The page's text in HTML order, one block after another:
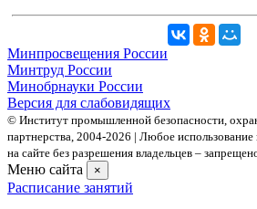
Минпросвещения России
Минтруд России
Минобрнауки России
Версия для слабовидящих
© Институт промышленной безопасности,
партнерства, 2004- 2026 | Любое
на сайте без разрешения владельцев –
Меню сайта ×
Расписание занятий